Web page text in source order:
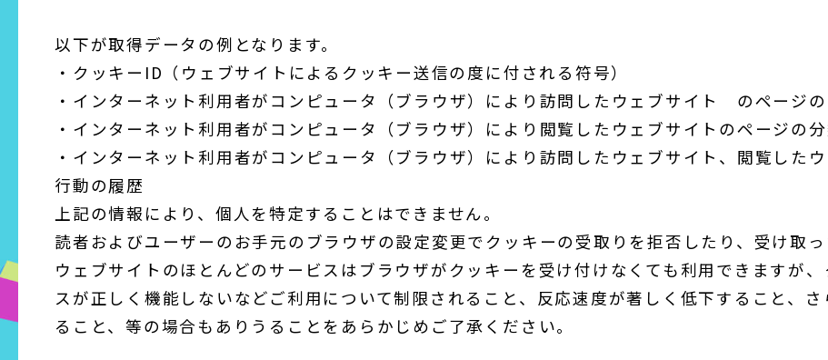
以下が取得データの例となります。
・クッキーID（ウェブサイトによるクッキー送信の度に付される符号）
・インターネット利用者がコンピュータ（ブラウザ）により訪問したウェブサイト のページ
・インターネット利用者がコンピュータ（ブラウザ）により閲覧したウェブサイトのページの
・インターネット利用者がコンピュータ（ブラウザ）により訪問したウェブサイト、閲覧した
行動の履歴
上記の情報により、個人を特定することはできません。
読者およびユーザーのお手元のブラウザの設定変更でクッキーの受取りを拒否したり、受け取
ウェブサイトのほとんどのサービスはブラウザがクッキーを受け付けなくても利用できますが
スが正しく機能しないなどご利用について制限されること、反応速度が著しく低下すること、
ること、等の場合もありうることをあらかじめご了承ください。